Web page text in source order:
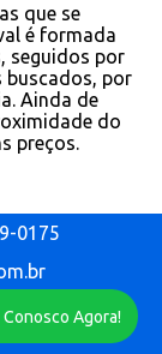
que se
é formada
seguidos por
buscados, por
Ainda de
do
preços.
0175
e
Conosco Agora!